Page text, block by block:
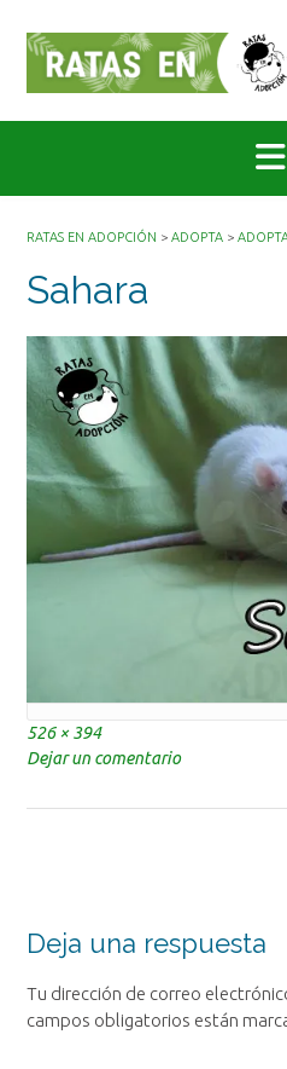
contenido
RATAS EN ADOPCIÓN > ADOPTA >
Sahara
Tamaño
completo
526 × 394
Dejar un comentario
entrada
Deja una respuesta
Tu dirección de correo
campos obligatorios están